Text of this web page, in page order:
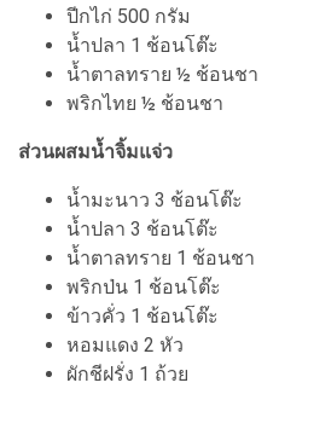
ปีกไก่ 500 กรัม
น้ำปลา 1 ช้อนโต๊ะ
น้ำตาลทราย ½ ช้อนชา
พริกไทย ½ ช้อนชา
ส่วนผสมน้ำจิ้มแจ่ว
น้ำมะนาว 3 ช้อนโต๊ะ
น้ำปลา 3 ช้อนโต๊ะ
น้ำตาลทราย 1 ช้อนชา
พริกป่น 1 ช้อนโต๊ะ
ข้าวคั่ว 1 ช้อนโต๊ะ
หอมแดง 2 หัว
ผักชีฝรั่ง 1 ถ้วย